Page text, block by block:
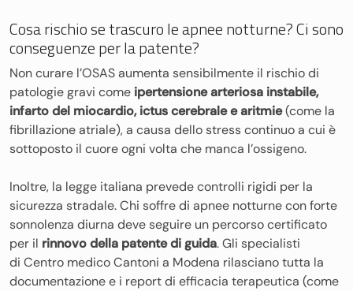
Cosa rischio se trascuro le apnee notturne? Ci sono
conseguenze per la patente?
Non curare l’OSAS aumenta sensibilmente il rischio di
patologie gravi come ipertensione arteriosa instabile,
infarto del miocardio, ictus cerebrale e aritmie(come la
fibrillazione atriale), a causa dello stress continuo a cui è
sottoposto il cuore ogni volta che manca l’ossigeno.
Inoltre, la legge italiana prevede controlli rigidi per la
sicurezza stradale. Chi soffre di apnee notturne con forte
sonnolenza diurna deve seguire un percorso certificato
per il rinnovo della patente di guida. Gli specialisti
di Centro medico Cantoni a Modena rilasciano tutta la
documentazione e i report di efficacia terapeutica (come